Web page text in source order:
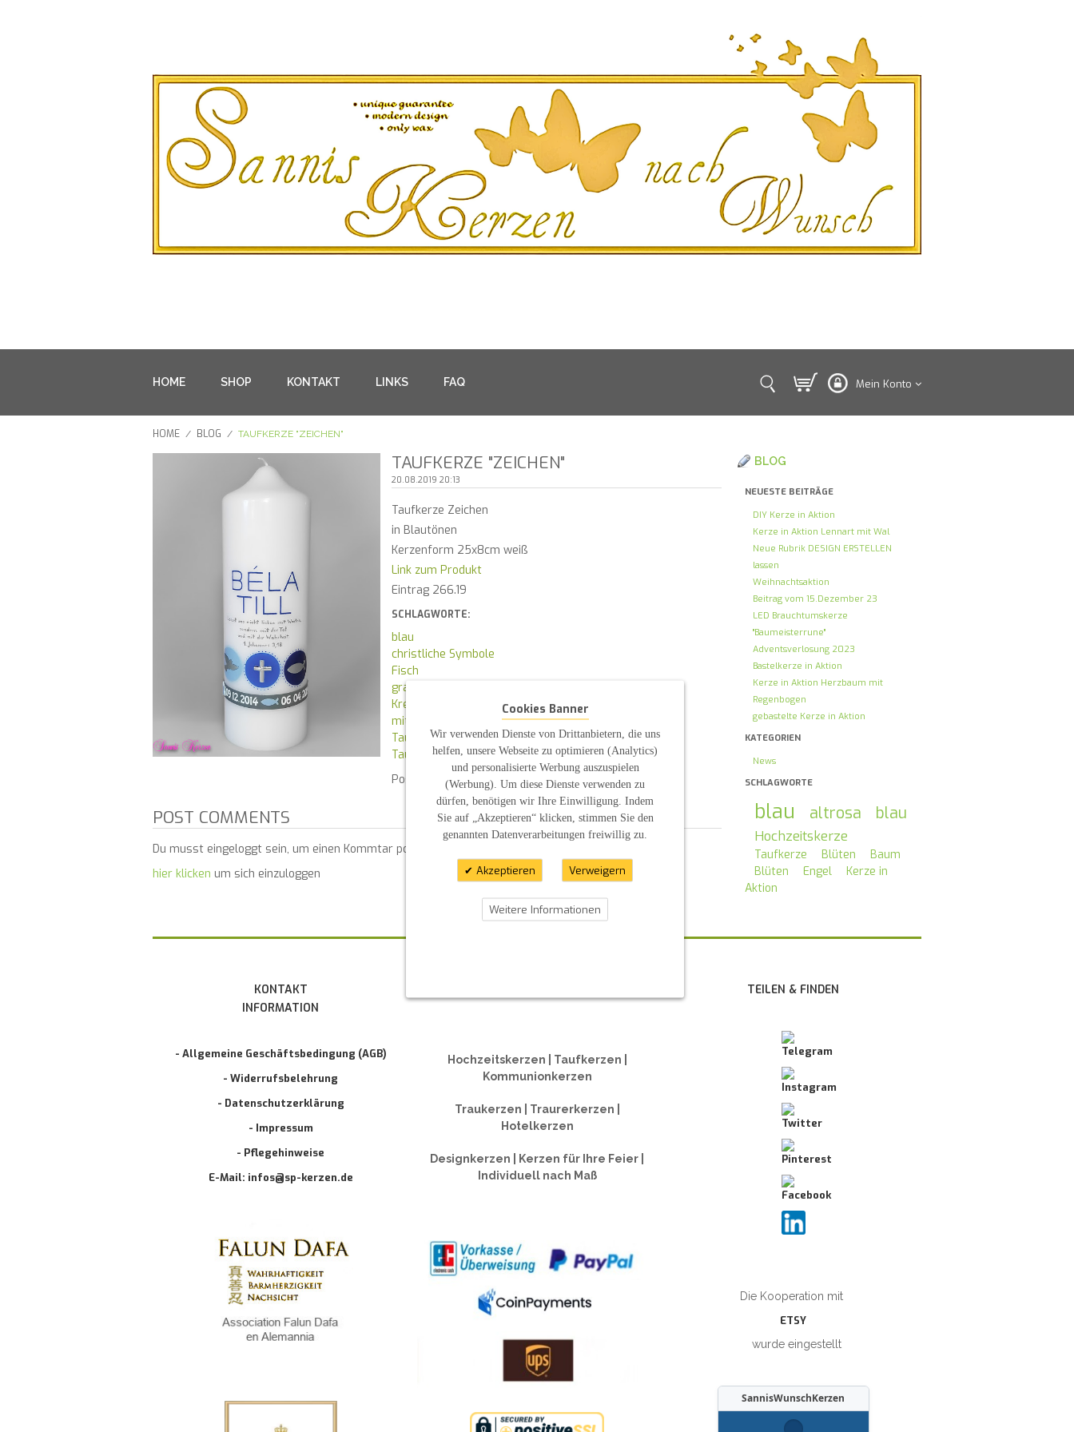
Mein Konto
HOME SHOP KONTAKT LINKS FAQ
HOME / BLOG / TAUFKERZE "ZEICHEN"
TAUFKERZE "ZEICHEN"
20.08.2019 20:13
Taufkerze Zeichen
in Blautönen
Kerzenform 25x8cm weiß
Link zum Produkt
Eintrag 266.19
SCHLAGWORTE:
blau
christliche Symbole
Fisch
grau
Kreuz
mit Taufspruch
Taube
Taufkerze
Posted in NewsBy : ES PE
POST COMMENTS
Du musst eingeloggt sein, um einen Kommtar posten zu können.
hier klicken um sich einzuloggen
BLOG
NEUESTE BEITRÄGE
DIY Kerze in Aktion
Kerze in Aktion Lennart mit Wal
Neue Rubrik DESIGN ERSTELLEN
lassen
Weihnachtsaktion
Beitrag vom 15.Dezember 23
LED Brauchtumskerze
"Baumeisterrune"
Adventsverlosung 2023
Bastelkerze in Aktion
Kerze in Aktion Herzbaum mit
Regenbogen
gebastelte Kerze in Aktion
KATEGORIEN
News
SCHLAGWORTE
blau altrosa blau
Hochzeitskerze
Taufkerze Blüten
Baum
Blüten
Engel
Kerze in
Aktion
KONTAKT
INFORMATION
- Allgemeine Geschäftsbedingung (AGB)
- Widerrufsbelehrung
- Datenschutzerklärung
- Impressum
- Pflegehinweise
E-Mail: infos@sp-kerzen.de
Hochzeitskerzen | Taufkerzen |
Kommunionkerzen
Traukerzen | Traurerkerzen |
Hotelkerzen
Designkerzen | Kerzen für Ihre Feier |
Individuell nach Maß
TEILEN & FINDEN
Die Kooperation mit
ETSY
wurde eingestellt
SannisWunschKerzen
Cookies Banner
Wir verwenden Dienste von Drittanbietern, die uns
helfen, unsere Webseite zu optimieren (Analytics)
und personalisierte Werbung auszuspielen
(Werbung). Um diese Dienste verwenden zu
dürfen, benötigen wir Ihre Einwilligung. Indem
Sie auf „Akzeptieren“ klicken, stimmen Sie den
genannten Datenverarbeitungen freiwillig zu.
Akzeptieren Verweigern
Weitere Informationen